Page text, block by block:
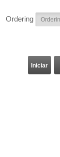
Ordering
Iniciar